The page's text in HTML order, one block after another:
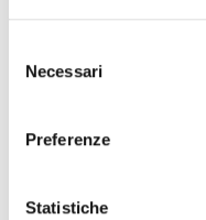
delNecessari
Preferenze
Statistiche
melanzane, il
scamorza, fate
Trasferite la
sulla superficie
a 200 gradi per
leggermente in